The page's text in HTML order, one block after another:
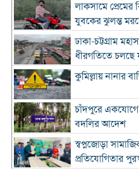
লাকসামে প্রেমের
যুবকের ঝুলন্ত
ঢাকা-চট্টগ্রাম
ধীরগতিতে চলছে
কুমিল্লায় নানার
চাঁদপুরে একযোগে
বদলির আদেশ
স্বপ্নজোড়া
প্রতিযোগিতার